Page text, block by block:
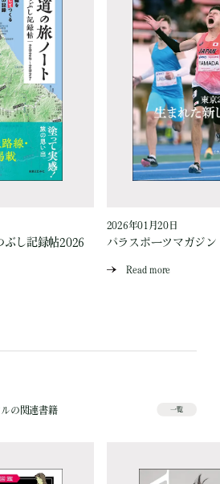
し記録帖2026
2026年01月20日
パラスポーツマガジ
Read more
ルの関連書籍 一覧